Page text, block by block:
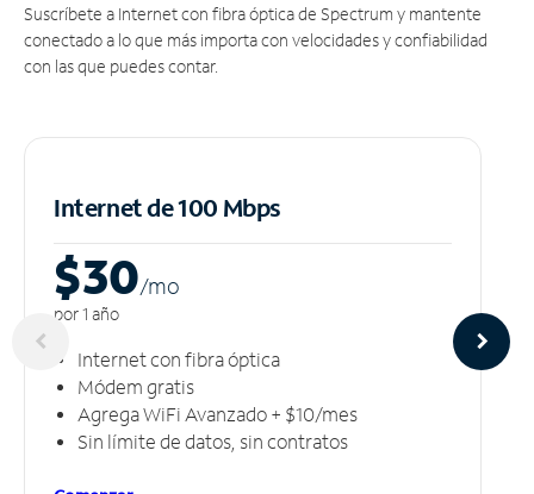
Suscríbete a Internet con fibra óptica de Spectrum y mantente
conectado a lo que más importa con velocidades y confiabilidad
con las que puedes contar.
Internet de 100 Mbps
$30/mo
por 1 año
Internet con fibra óptica
Módem gratis
Agrega WiFi Avanzado + $10/mes
Sin límite de datos, sin contratos